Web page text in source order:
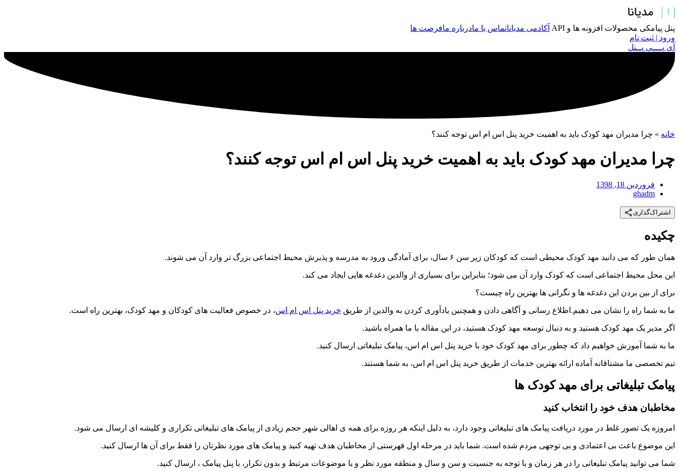
پرش
به
محتوا
پنل پیامکی محصولات افزونه ها و API آکادمی مدیاناتماس با مادرباره مافرصت ها
ورود | ثبت نام
آی پــــی پــنل
خانه » چرا مدیران مهد کودک باید به اهمیت خرید پنل اس ام اس توجه کنند؟
چرا مدیران مهد کودک باید به اهمیت خرید پنل اس ام اس توجه کنند؟
فروردین 18, 1398
ghadm
اشتراک‌گذاری
چکیده
همان طور که می دانید مهد کودک محیطی است که کودکان زیر سن ۶ سال، برای آمادگی ورود به مدرسه و پذیرش محیط اجتماعی بزرگ تر وارد آن می شوند.
این محل محیط اجتماعی است که کودک وارد آن می شود؛ بنابراین برای بسیاری از والدین دغدغه هایی ایجاد می کند.
برای از بین بردن این دغدغه ها و نگرانی ها بهترین راه چیست؟
ما به شما راه را نشان می دهیم.اطلاع رسانی و آگاهی دادن و همچنین یادآوری کردن به والدین از طریق خرید پنل اس ام اس، در خصوص فعالیت های کودکان و مهد کودک، بهترین راه است.
اگر مدیر یک مهد کودک هستید و به دنبال توسعه مهد کودک هستید، در این مقاله با ما همراه باشید.
ما به شما آموزش خواهیم داد که چطور برای مهد کودک خود با خرید پنل اس ام اس، پیامک تبلیغاتی ارسال کنید.
تیم تخصصی ما مشتاقانه آماده ارائه بهترین خدمات از طریق خرید پنل اس ام اس، به شما هستند.
پیامک تبلیغاتی برای مهد کودک ها
مخاطبان هدف خود را انتخاب کنید
امروزه یک تصور غلط در مورد دریافت پیامک های تبلیغاتی وجود دارد، به دلیل اینکه هر روزه برای همه ی اهالی شهر حجم زیادی از پیامک های تبلیغاتی تکراری و کلیشه ای ارسال می شود.
این موضوع باعث بی اعتمادی و بی توجهی مردم شده است. شما باید در مرحله اول فهرستی از مخاطبان هدف تهیه کنید و پیامک های مورد نظرتان را فقط برای آن ها ارسال کنید.
شما می توانید پیامک تبلیغاتی را در هر زمان و با توجه به جنسیت و سن و سال و منطقه مورد نظر و با موضوعات مرتبط و بدون تکرار، با پنل پیامک ، ارسال کنید.